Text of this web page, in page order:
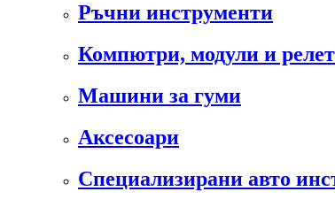
Ръчни инструменти
Компютри, модули и
Машини за гуми
Аксесоари
Специализирани авто